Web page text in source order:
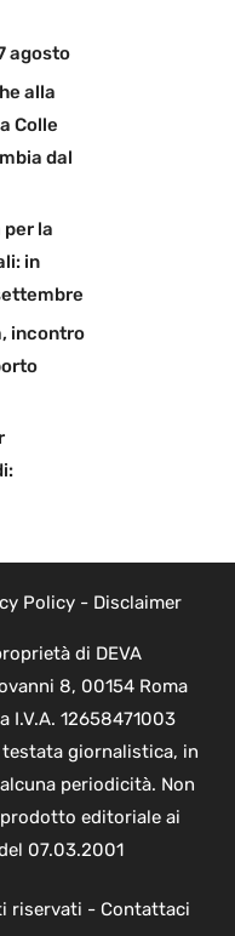
agosto
alla
Colle
dal
la
in
incontro
Policy- Disclaimer
di DEVA
8, 00154 Roma
I.V.A. 12658471003
giornalistica, in
periodicità. Non
editoriale ai
07.03.2001
riservati - Contattaci